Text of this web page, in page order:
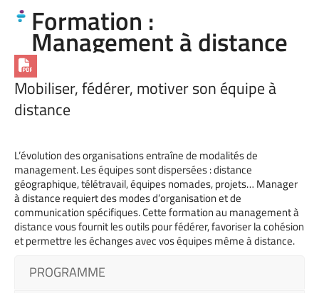
Formation :
Management à distance
Mobiliser, fédérer, motiver son équipe à
distance
L’évolution des organisations entraîne de modalités de
management. Les équipes sont dispersées : distance
géographique, télétravail, équipes nomades, projets… Manager
à distance requiert des modes d’organisation et de
communication spécifiques. Cette formation au management à
distance vous fournit les outils pour fédérer, favoriser la cohésion
et permettre les échanges avec vos équipes même à distance.
PROGRAMME